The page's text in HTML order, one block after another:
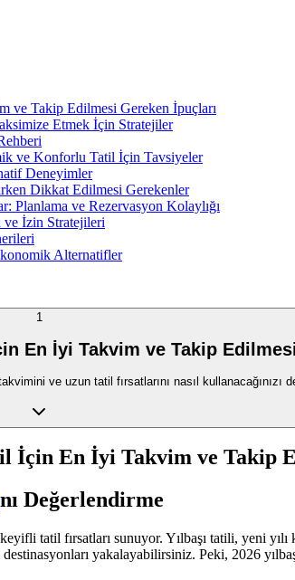
ve Takip Edilmesi Gereken İpuçları
Etmek İçin Stratejiler
ve Konforlu Tatil İçin Tavsiyeler
Deneyimler
Dikkat Edilmesi Gerekenler
Planlama ve Rezervasyon Kolaylığı
ve İzin Stratejileri
Alternatifler
1
En İyi Takvim ve Takip
ve uzun tatil fırsatlarını nasıl kullanacağınızı
İçin En İyi Takvim ve Takip
nı Değerlendirme
tatil fırsatları sunuyor. Yılbaşı tatili, yeni
yakalayabilirsiniz. Peki, 2026